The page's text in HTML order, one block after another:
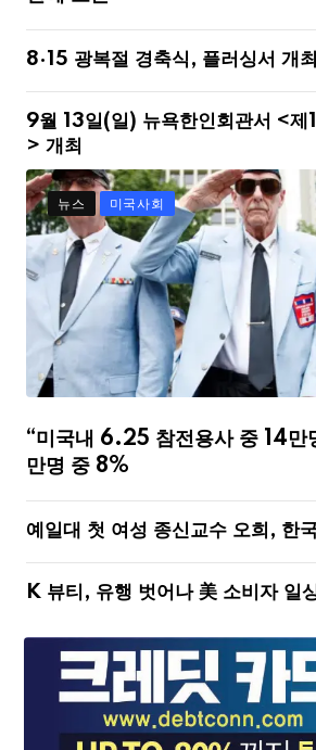
8·15 광복절 경축식, 플러싱서 개
9월 13일(일) 뉴욕한인회관서 <제
> 개최
뉴스 미국사회
“미국내 6.25 참전용사 중 14
만명 중 8%
예일대 첫 여성 종신교수 오희, 한
K 뷰티, 유행 벗어나 美 소비자 일